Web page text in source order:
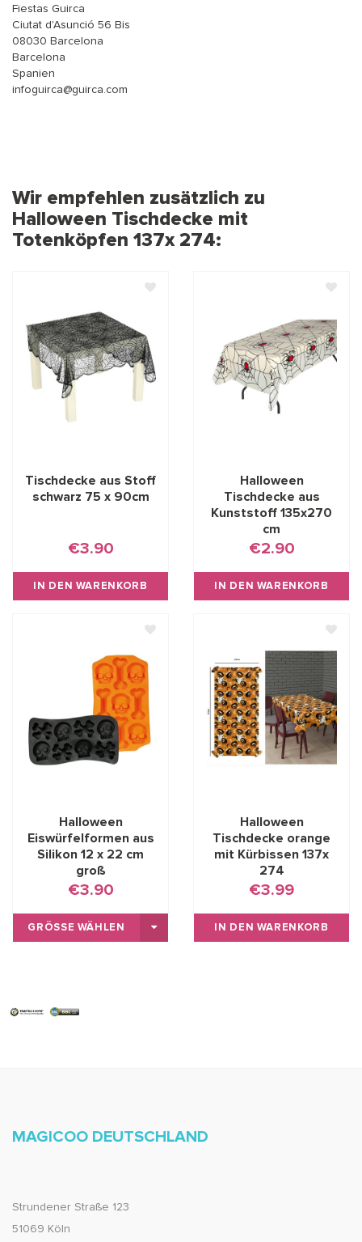
Fiestas Guirca
Ciutat d'Asunció 56 Bis
08030 Barcelona
Barcelona
Spanien
infoguirca@guirca.com
Wir empfehlen zusätzlich zu
Halloween Tischdecke mit
Totenköpfen 137x 274:
Tischdecke aus Stoff
schwarz 75 x 90cm
€3.90
IN DEN WARENKORB
Halloween
Tischdecke aus
Kunststoff 135x270
cm
€2.90
IN DEN WARENKORB
Halloween
Eiswürfelformen aus
Silikon 12 x 22 cm
groß
€3.90
GRÖSSE WÄHLEN
Halloween
Tischdecke orange
mit Kürbissen 137x
274
€3.99
IN DEN WARENKORB
MAGICOO DEUTSCHLAND
Strundener Straße 123
51069 Köln